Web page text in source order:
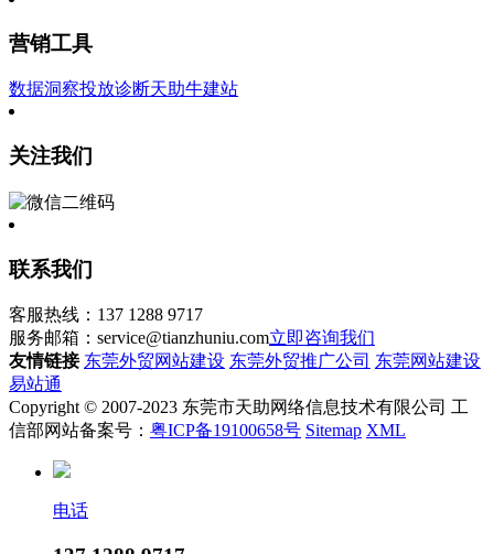
营销工具
数据洞察投放诊断天助牛建站
关注我们
联系我们
客服热线：137 1288 9717
服务邮箱：service@tianzhuniu.com立即咨询我们
友情链接 东莞外贸网站建设 东莞外贸推广公司 东莞网站建设
易站通
Copyright © 2007-2023 东莞市天助网络信息技术有限公司 工
信部网站备案号： 粤ICP备19100658号 Sitemap XML
电话